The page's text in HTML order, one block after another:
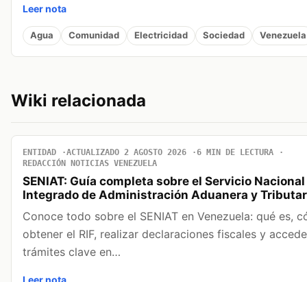
Leer nota
Agua Comunidad Electricidad Sociedad Venezuela
Wiki relacionada
ENTIDAD ACTUALIZADO 2 AGOSTO 2026
6 MIN DE LECTURA
REDACCIÓN NOTICIAS VENEZUELA
SENIAT: Guía completa sobre el Servicio Nacional
Integrado de Administración Aduanera y
Conoce todo sobre el SENIAT en Venezuela: qué es,
obtener el RIF, realizar declaraciones fiscales y
trámites clave en…
Leer nota